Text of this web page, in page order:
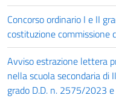
Concorso ordinario I e II
costituzione commissione
Avviso estrazione lettera
nella scuola secondaria di
grado D.D. n. 2575/2023